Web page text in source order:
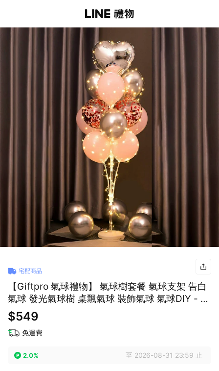
宅配商品
【Giftpro 氣球禮物】 氣球樹套餐 氣球支架 告白
氣球 發光氣球樹 桌飄氣球 裝飾氣球 氣球DIY - 粉
銀款 160cm
$549
免運費
2.0% 至 2026-08-31 23:59 止